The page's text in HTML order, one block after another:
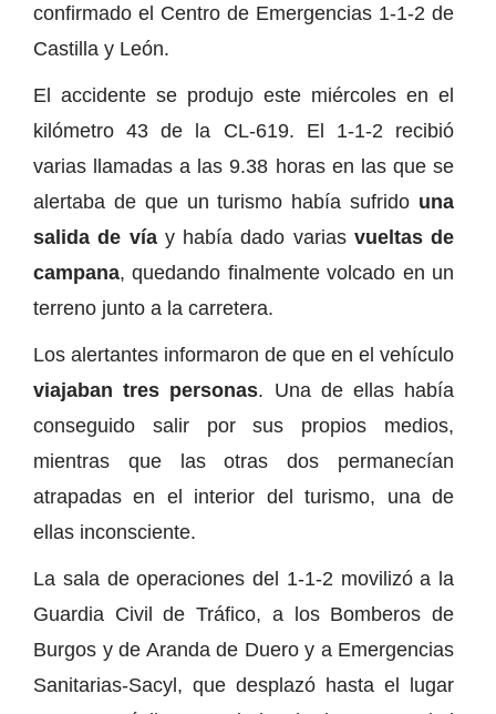
confirmado el Centro de Emergencias 1-1-2 de
Castilla y León.
El accidente se produjo este miércoles en el
kilómetro 43 de la CL-619. El 1-1-2 recibió
varias llamadas a las 9.38 horas en las que se
alertaba de que un turismo había sufrido una
salida de vía y había dado varias vueltas de
campana, quedando finalmente volcado en un
terreno junto a la carretera.
Los alertantes informaron de que en el vehículo
viajaban tres personas. Una de ellas había
conseguido salir por sus propios medios,
mientras que las otras dos permanecían
atrapadas en el interior del turismo, una de
ellas inconsciente.
La sala de operaciones del 1-1-2 movilizó a la
Guardia Civil de Tráfico, a los Bomberos de
Burgos y de Aranda de Duero y a Emergencias
Sanitarias-Sacyl, que desplazó hasta el lugar